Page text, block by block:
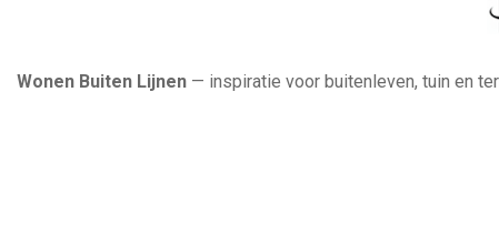
Wonen Buiten Lijnen — inspiratie voor buitenleven, tuin en